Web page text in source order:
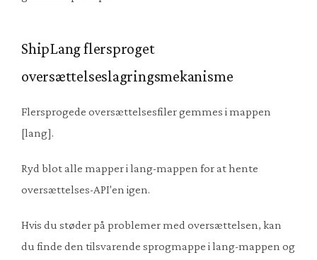
ShipLang flersproget
oversættelseslagringsmekanisme
Flersprogede oversættelsesfiler gemmes i mappen
[lang].
Ryd blot alle mapper i lang-mappen for at hente
oversættelses-API'en igen.
Hvis du støder på problemer med oversættelsen, kan
du finde den tilsvarende sprogmappe i lang-mappen og